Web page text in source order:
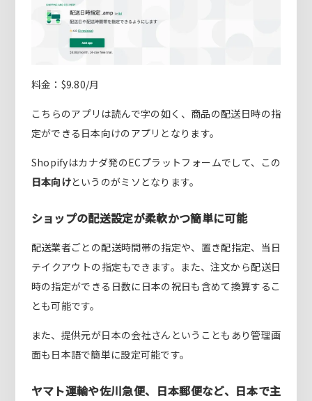
料金：$9.80/月
こちらのアプリは読んで字の如く、商品の配送日時の指
定ができる日本向けのアプリとなります。
Shopifyはカナダ発のECプラットフォームでして、この
日本向けというのがミソとなります。
ショップの配送設定が柔軟かつ簡単に可能
配送業者ごとの配送時間帯の指定や、置き配指定、当日
テイクアウトの指定もできます。また、注文から配送日
時の指定ができる日数に日本の祝日も含めて換算するこ
とも可能です。
また、提供元が日本の会社さんということもあり管理画
面も日本語で簡単に設定可能です。
ヤマト運輸や佐川急便、 日本郵便など、日本で主